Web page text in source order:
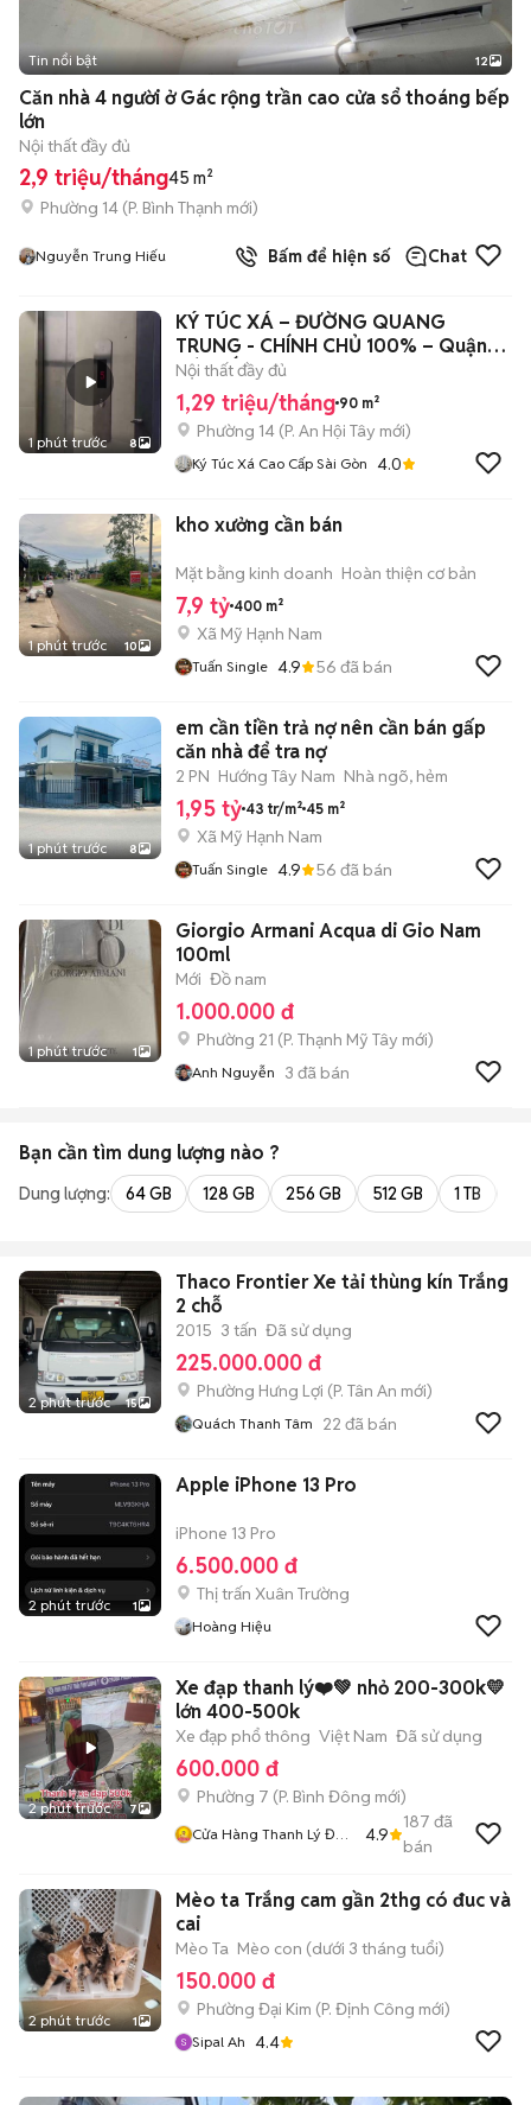
+2
Tin nổi bật 12
Căn nhà 4 người ở Gác rộng trần cao cửa sổ thoáng bếp
lớn
Nội thất đầy đủ
2,9 triệu/tháng45 m²
Phường 14 (P. Bình Thạnh mới)
Nguyễn Trung Hiếu Bấm để hiện số Chat
1 phút trước 8
KÝ TÚC XÁ – ĐƯỜNG QUANG
TRUNG - CHÍNH CHỦ 100% – Quận
GÒ VẤP
Nội thất đầy đủ
1,29 triệu/tháng 90 m²
Phường 14 (P. An Hội Tây mới)
Ký Túc Xá Cao Cấp Sài Gòn 4.0
1 phút trước 10
kho xưởng cần bán
Mặt bằng kinh doanh Hoàn thiện cơ bản
7,9 tỷ 400 m²
Xã Mỹ Hạnh Nam
Tuấn Single 4.9 56 đã bán
1 phút trước 8
em cần tiền trả nợ nên cần bán gấp
căn nhà để tra nợ
2 PN Hướng Tây Nam Nhà ngõ, hẻm
1,95 tỷ 43 tr/m² 45 m²
Xã Mỹ Hạnh Nam
Tuấn Single 4.9 56 đã bán
1 phút trước 1
Giorgio Armani Acqua di Gio Nam
100ml
Mới Đồ nam
1.000.000 đ
Phường 21 (P. Thạnh Mỹ Tây mới)
Anh Nguyễn 3 đã bán
Bạn cần tìm dung lượng nào ?
Dung lượng: 64 GB 128 GB 256 GB 512 GB 1 TB
2 phút trước 15
Thaco Frontier Xe tải thùng kín Trắng
2 chỗ
2015 3 tấn Đã sử dụng
225.000.000 đ
Phường Hưng Lợi (P. Tân An mới)
Quách Thanh Tâm 22 đã bán
2 phút trước 1
Apple iPhone 13 Pro
iPhone 13 Pro
6.500.000 đ
Thị trấn Xuân Trường
Hoàng Hiệu
2 phút trước 7
Xe đạp thanh lý❤️💚 nhỏ 200-300k💛
lớn 400-500k
Xe đạp phổ thông Việt Nam Đã sử dụng
600.000 đ
Phường 7 (P. Bình Đông mới)
Cửa Hàng Thanh Lý Đồ
4.9
187 đã
bán
2 phút trước 1
Mèo ta Trắng cam gần 2thg có đuc và
cai
Mèo Ta Mèo con (dưới 3 tháng tuổi)
150.000 đ
Phường Đại Kim (P. Định Công mới)
Sipal Ah 4.4